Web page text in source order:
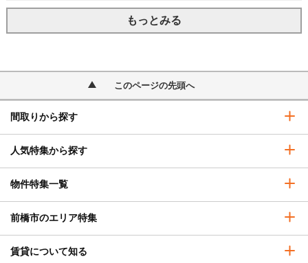
もっとみる
このページの先頭へ
間取りから探す
人気特集から探す
物件特集一覧
前橋市のエリア特集
賃貸について知る